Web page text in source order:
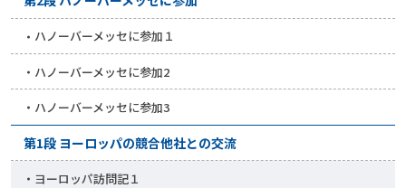
ハノーバーメッセに参加１
ハノーバーメッセに参加2
ハノーバーメッセに参加3
第1段 ヨーロッパの競合他社との交流
ヨーロッパ訪問記１